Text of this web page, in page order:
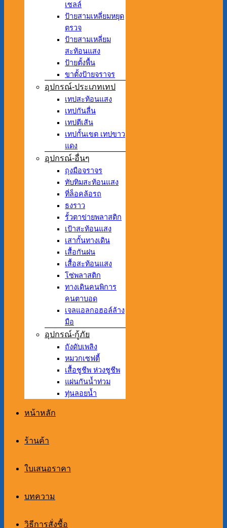
เซลล์
ป้ายสามเหลี่ยมหยุด
ตรวจ
ป้ายสามเหลี่ยม
สะท้อนแสง
ป้ายตั้งพื้น
ขาตั้งป้ายจราจร
อุปกรณ์-ประเภทเทป
เทปสะท้อนแสง
เทปกันลื่น
เทปตีเส้น
เทปกั้นเขต เทปขาว
แดง
อุปกรณ์-อื่นๆ
ถุงมือจราจร
ทับทิมสะท้อนแสง
ที่ล็อคล้อรถ
ธงราว
รั้วตาข่ายพลาสติก
เป้าสะท้อนแสง
เสากั้นทางเดิน
เสื้อกันฝน
เสื้อสะท้อนแสง
โซ่พลาสติก
ทางเดินคนพิการ
คนตาบอด
เจลแอลกอฮอล์ล้าง
มือ
อุปกรณ์-กู้ภัย
ถังดับเพลิง
หมวกเซฟตี้
เสื้อชูชีพ ห่วงชูชีพ
แผ่นกันน้ำท่วม
ทุ่นลอยน้ำ
หน้าหลัก
ร้านค้า
ใบเสนอราคา
บทความ
วิธีการสั่งซื้อ